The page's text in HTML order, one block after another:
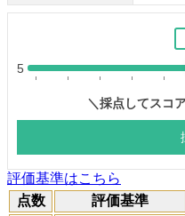
評価基準はこちら
点数
評価基準